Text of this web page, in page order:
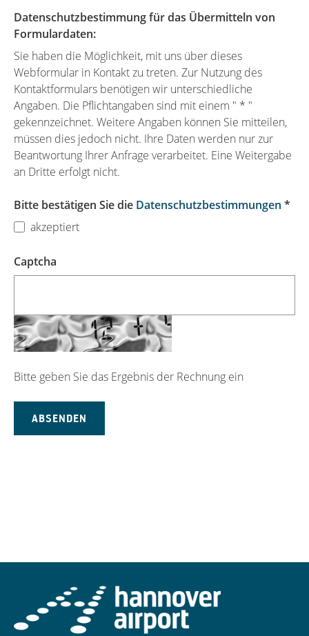
Datenschutzbestimmung für das Übermitteln von
Formulardaten:
Sie haben die Möglichkeit, mit uns über dieses
Webformular in Kontakt zu treten. Zur Nutzung des
Kontaktformulars benötigen wir unterschiedliche
Angaben. Die Pflichtangaben sind mit einem " * "
gekennzeichnet. Weitere Angaben können Sie mitteilen,
müssen dies jedoch nicht. Ihre Daten werden nur zur
Beantwortung Ihrer Anfrage verarbeitet. Eine Weitergabe
an Dritte erfolgt nicht.
Bitte bestätigen Sie die Datenschutzbestimmungen *
akzeptiert
Captcha
Bitte geben Sie das Ergebnis der Rechnung ein